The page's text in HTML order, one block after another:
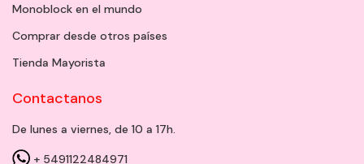
Monoblock en el mundo
Comprar desde otros países
Tienda Mayorista
Contactanos
De lunes a viernes, de 10 a 17h.
+ 5491122484971